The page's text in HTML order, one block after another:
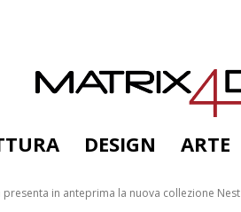
DESIGN ARTE
presenta in anteprima la nuova collezione Nest